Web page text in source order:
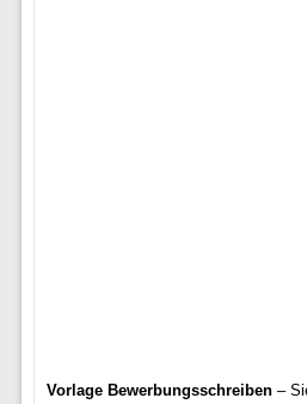
Vorlage Bewerbungsschreiben–